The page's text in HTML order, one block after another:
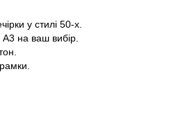
у стилі 50-х.
на ваш вибір.